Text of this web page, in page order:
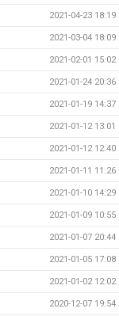
2021-04-23 18:19
2021-03-04 18:09
2021-02-01 15:02
2021-01-24 20:36
2021-01-19 14:37
2021-01-12 13:01
2021-01-12 12:40
2021-01-11 11:26
2021-01-10 14:29
2021-01-09 10:55
2021-01-07 20:44
2021-01-05 17:08
2021-01-02 12:02
2020-12-07 19:54